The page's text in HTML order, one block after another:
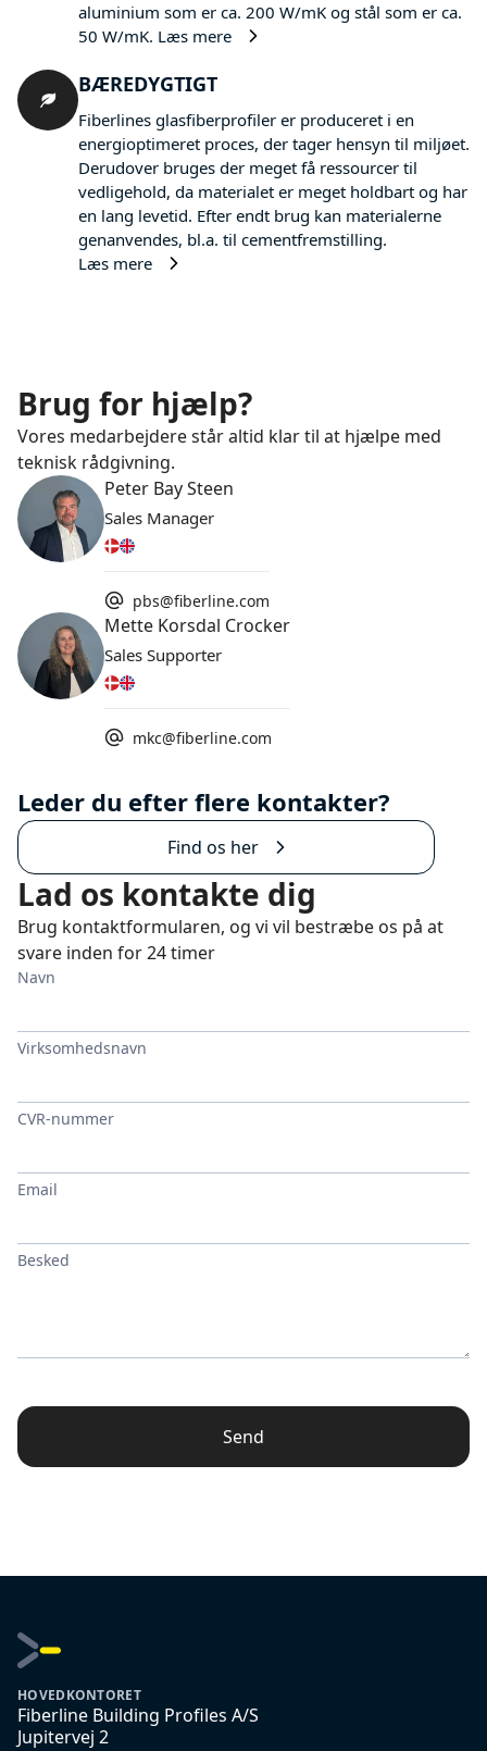
aluminium som er ca. 200 W/mK og stål som er ca.
50 W/mK. Læs mere
BÆREDYGTIGT
Fiberlines glasfiberprofiler er produceret i en
energioptimeret proces, der tager hensyn til miljøet.
Derudover bruges der meget få ressourcer til
vedligehold, da materialet er meget holdbart og har
en lang levetid. Efter endt brug kan materialerne
genanvendes, bl.a. til cementfremstilling.
Læs mere
Brug for hjælp?
Vores medarbejdere står altid klar til at hjælpe med
teknisk rådgivning.
Peter Bay Steen
Sales Manager
pbs@fiberline.com
Mette Korsdal Crocker
Sales Supporter
mkc@fiberline.com
Leder du efter flere kontakter?
Find os her
Lad os kontakte dig
Brug kontaktformularen, og vi vil bestræbe os på at
svare inden for 24 timer
Navn
Virksomhedsnavn
CVR-nummer
Email
Besked
Send
HOVEDKONTORET
Fiberline Building Profiles A/S
Jupitervej 2